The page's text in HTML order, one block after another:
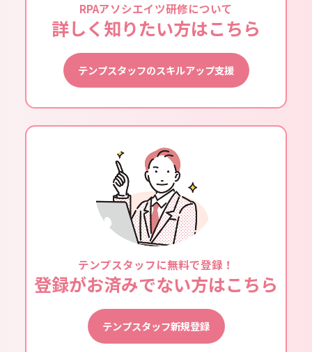
RPAアソシエイツ研修について
詳しく知りたい方はこちら
テンプスタッフのスキルアップ支援
テンプスタッフに無料で登録！
登録がお済みでない方はこちら
テンプスタッフ新規登録